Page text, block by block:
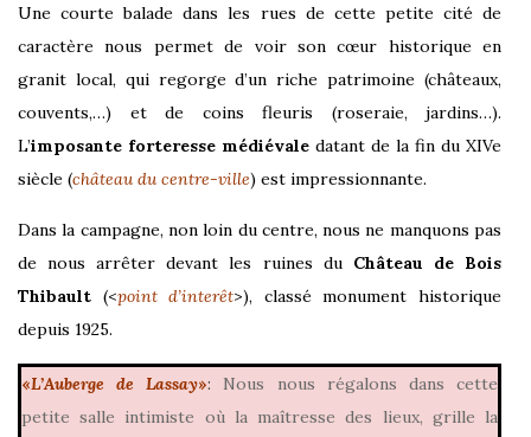
Une courte balade dans les rues de cette petite cité de
caractère nous permet de voir son cœur historique en
granit local, qui regorge d’un riche patrimoine (châteaux,
couvents,…) et de coins fleuris (roseraie, jardins…).
L’imposante forteresse médiévale datant de la fin du XIVe
siècle (château du centre-ville) est impressionnante.
Dans la campagne, non loin du centre, nous ne manquons pas
de nous arrêter devant les ruines du Château de Bois
Thibault (<point d’interêt>), classé monument historique
depuis 1925.
«L’Auberge de Lassay»: Nous nous régalons dans cette
petite salle intimiste où la maîtresse des lieux, grille la